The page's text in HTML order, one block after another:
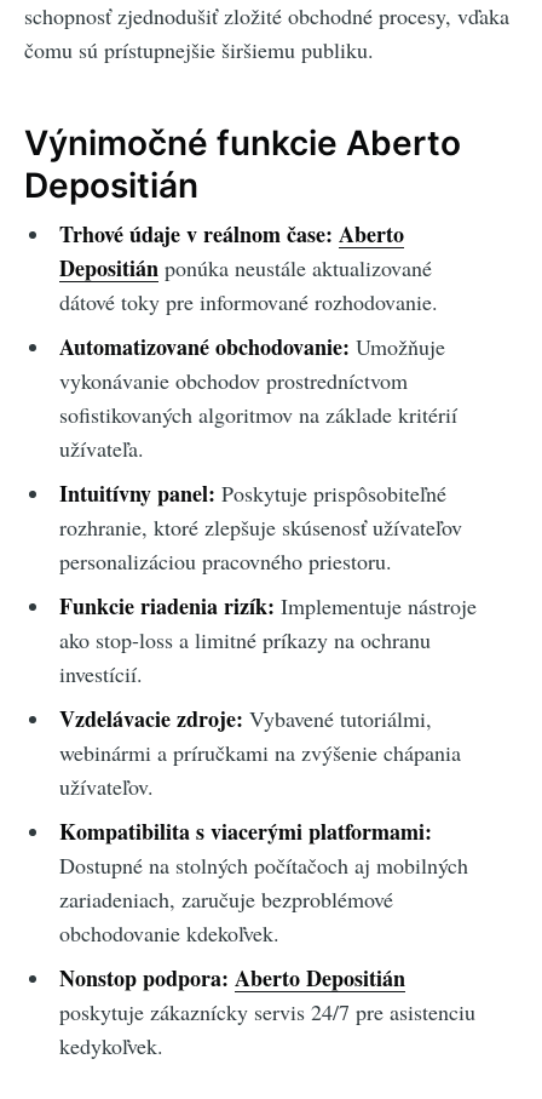
schopnosť zjednodušiť zložité obchodné procesy, vďaka
čomu sú prístupnejšie širšiemu publiku.
Výnimočné funkcie Aberto
Depositián
Trhové údaje v reálnom čase: Aberto
Depositiánponúka neustále aktualizované
dátové toky pre informované rozhodovanie.
Automatizované obchodovanie: Umožňuje
vykonávanie obchodov prostredníctvom
sofistikovaných algoritmov na základe kritérií
užívateľa.
Intuitívny panel: Poskytuje prispôsobiteľné
rozhranie, ktoré zlepšuje skúsenosť užívateľov
personalizáciou pracovného priestoru.
Funkcie riadenia rizík: Implementuje nástroje
ako stop-loss a limitné príkazy na ochranu
investícií.
Vzdelávacie zdroje: Vybavené tutoriálmi,
webinármi a príručkami na zvýšenie chápania
užívateľov.
Kompatibilita s viacerými platformami:
Dostupné na stolných počítačoch aj mobilných
zariadeniach, zaručuje bezproblémové
obchodovanie kdekoľvek.
Nonstop podpora: Aberto Depositián
poskytuje zákaznícky servis 24/7 pre asistenciu
kedykoľvek.